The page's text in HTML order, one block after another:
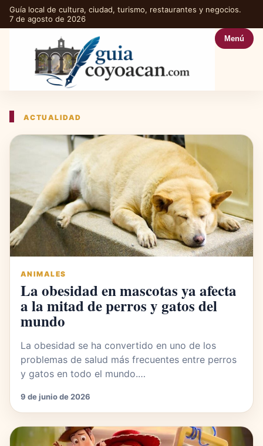
Guía local de cultura, ciudad, turismo, restaurantes y negocios.
7 de agosto de 2026
Menú
ACTUALIDAD
ANIMALES
La obesidad en mascotas ya afecta
a la mitad de perros y gatos del
mundo
La obesidad se ha convertido en uno de los
problemas de salud más frecuentes entre perros
y gatos en todo el mundo.…
9 de junio de 2026